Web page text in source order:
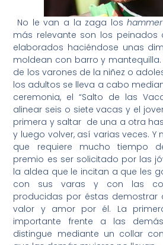
No le van a la zaga loshammer
más relevante son los peinados
elaborados haciéndose unas
moldean con barro y
de los varones de la niñez o
los adultos se lleva a cabo
ceremonia, el “Salto de las
alinear seis o siete vacas y el
primera y saltar de una a otra
y luego volver, así varias veces.
que requiere mucho tiempo
premio es ser solicitado por las
la aldea que le incitan a que les
con sus varas y con las
producidas por éstas demostrar
valor y amor por él. La
importante frente a las
distingue mediante un collar